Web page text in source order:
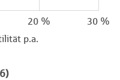
20 %
30 %
p.a.